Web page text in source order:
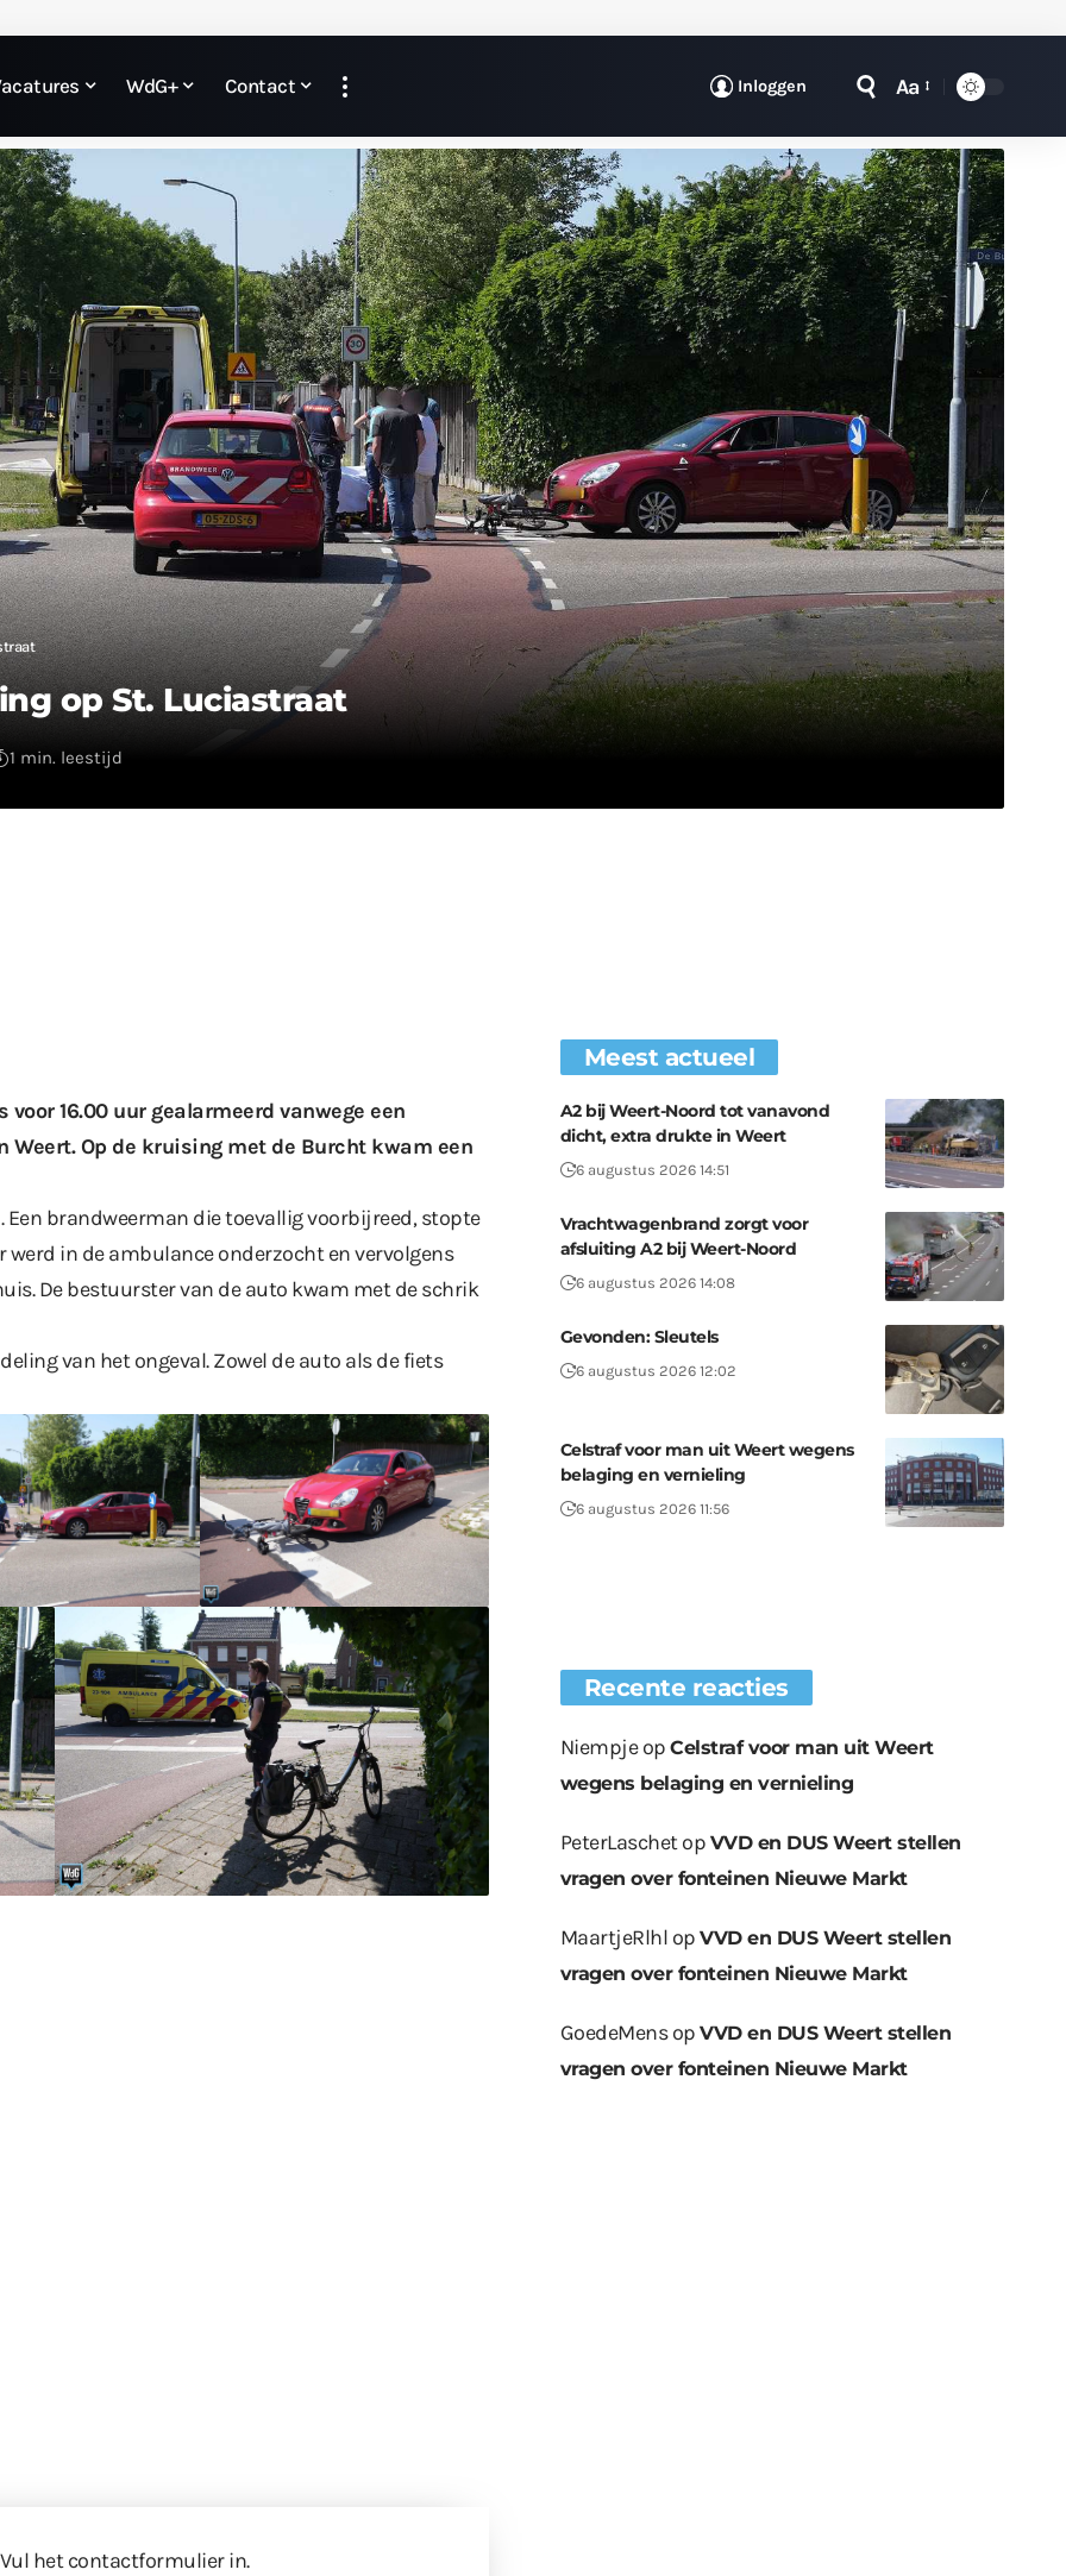
WdG+ Contact Inloggen Aa
op St. Luciastraat
1 min. leestijd
16.00 uur gealarmeerd vanwege een
Weert. Op de kruising met de Burcht kwam een
Een brandweerman die toevallig voorbijreed, stopte
werd in de ambulance onderzocht en vervolgens
De bestuurster van de auto kwam met de schrik
van het ongeval. Zowel de auto als de fiets
het contactformulierin.
Meest actueel
A2 bij Weert-Noord tot vanavond
dicht, extra drukte in Weert
6 augustus 2026 14:51
Vrachtwagenbrand zorgt voor
afsluiting A2 bij Weert-Noord
6 augustus 2026 14:08
Gevonden: Sleutels
6 augustus 2026 12:02
Celstraf voor man uit Weert wegens
belaging en vernieling
6 augustus 2026 11:56
Recente reacties
NiempjeopCelstraf voor man uit Weert
wegens belaging en vernieling
PeterLaschetop VVD en DUS Weert stellen
vragen over fonteinen Nieuwe Markt
MaartjeRlhl opVVD en DUS Weert stellen
vragen over fonteinen Nieuwe Markt
GoedeMensopVVD en DUS Weert stellen
vragen over fonteinen Nieuwe Markt